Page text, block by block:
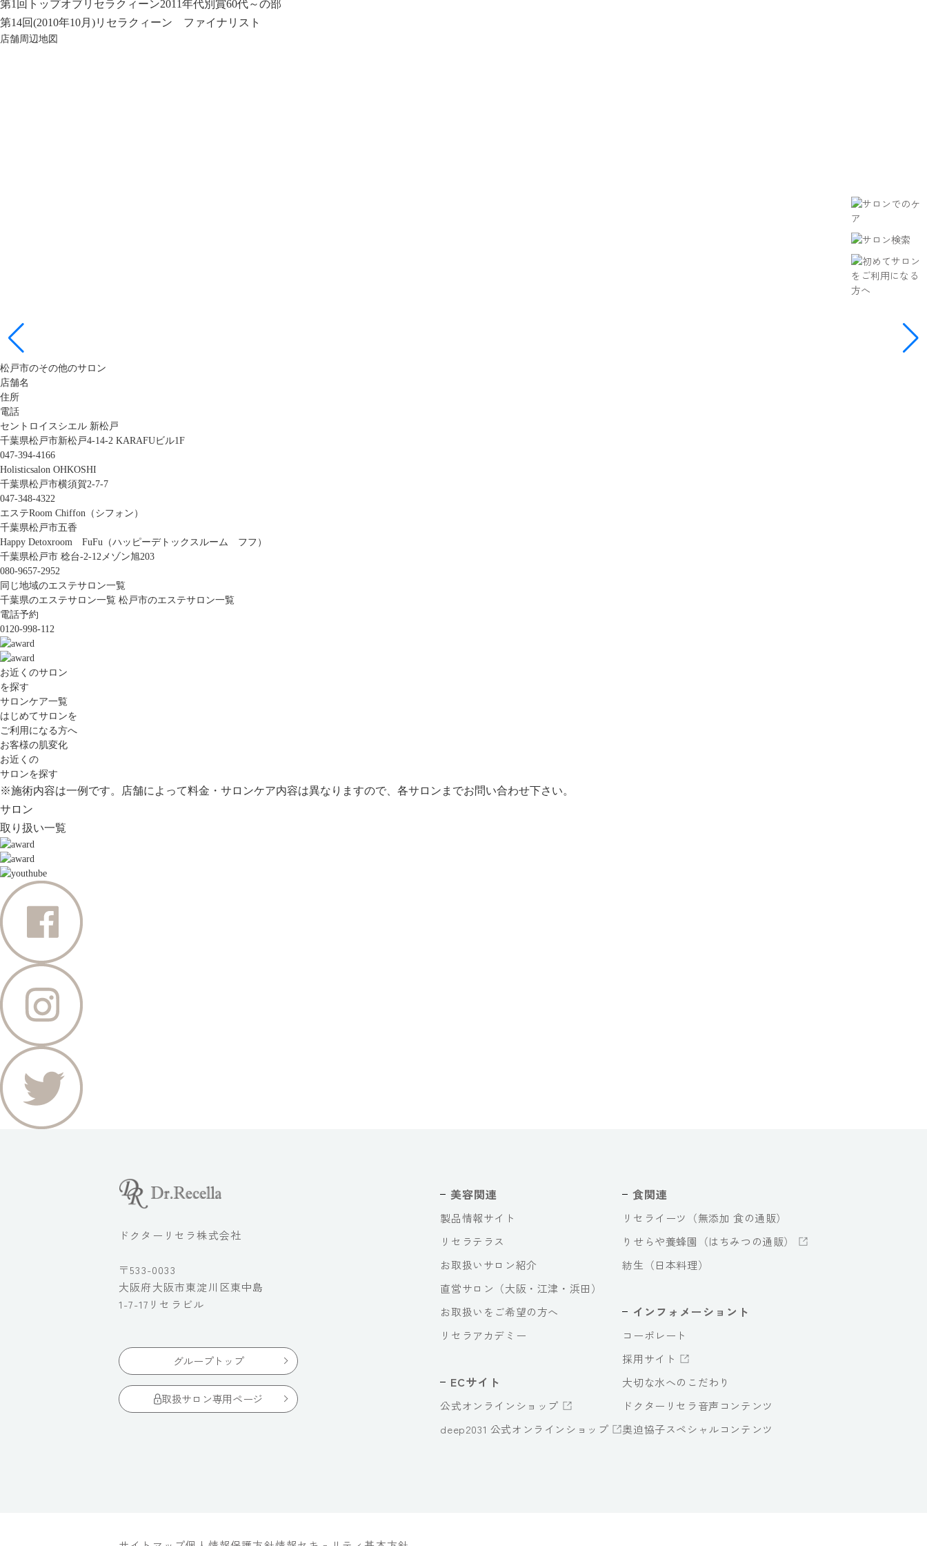
第1回トップオブリセラクィーン2011年代別賞60代～の部
第14回(2010年10月)リセラクィーン ファイナリスト
店舗周辺地図
松戸市のその他のサロン
店舗名
住所
電話
セントロイスシエル 新松戸
千葉県松戸市新松戸4-14-2 KARAFUビル1F
047-394-4166
Holisticsalon OHKOSHI
千葉県松戸市横須賀2-7-7
047-348-4322
エステRoom Chiffon（シフォン）
千葉県松戸市五香
Happy Detoxroom FuFu（ハッピーデトックスルーム フフ）
千葉県松戸市 稔台-2-12メゾン旭203
080-9657-2952
同じ地域のエステサロン一覧
千葉県のエステサロン一覧 松戸市のエステサロン一覧
電話予約
0120-998-112
お近くのサロン
を探す
サロンケア一覧
はじめてサロンを
ご利用になる方へ
お客様の肌変化
お近くの
サロンを探す
※施術内容は一例です。店舗によって料金・サロンケア内容は異なりますので、各サロンまでお問い合わせ下さい。
サロン
取り扱い一覧
ドクターリセラ株式会社
〒533-0033
大阪府大阪市東淀川区東中島
1-7-17リセラビル
グループトップ
取扱サロン専用ページ
美容関連
製品情報サイト
リセラテラス
お取扱いサロン紹介
直営サロン（大阪・江津・浜田）
お取扱いをご希望の方へ
リセラアカデミー
ECサイト
公式オンラインショップ
deep2031 公式オンラインショップ
食関連
リセライーツ（無添加 食の通販）
りせらや養蜂園（はちみつの通販）
紡生（日本料理）
インフォメーショント
コーポレート
採用サイト
大切な水へのこだわり
ドクターリセラ音声コンテンツ
奥迫協子スペシャルコンテンツ